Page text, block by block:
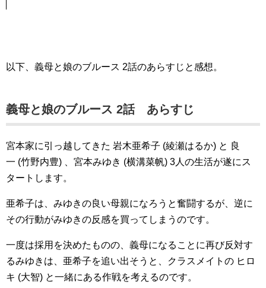
以下、義母と娘のブルース 2話のあらすじと感想。
義母と娘のブルース 2話 あらすじ
宮本家に引っ越してきた 岩木亜希子 (綾瀬はるか) と 良
一 (竹野内豊) 、宮本みゆき (横溝菜帆) 3人の生活が遂にス
タートします。
亜希子は、みゆきの良い母親になろうと奮闘するが、逆に
その行動がみゆきの反感を買ってしまうのです。
一度は採用を決めたものの、義母になることに再び反対す
るみゆきは、亜希子を追い出そうと、クラスメイトの ヒロ
キ (大智) と一緒にある作戦を考えるのです。